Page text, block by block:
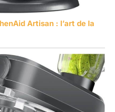
Artisan : l’art de la